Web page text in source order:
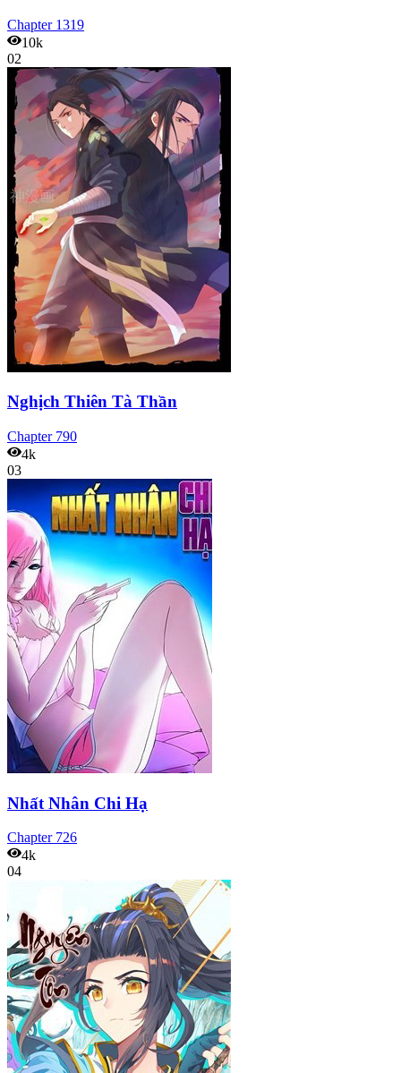
Chapter 1319
10k
02
Nghịch Thiên Tà Thần
Chapter 790
4k
03
Nhất Nhân Chi Hạ
Chapter 726
4k
04